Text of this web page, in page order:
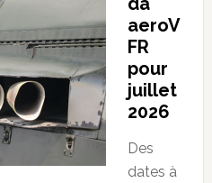
aeroV
FR
pour
juillet
2026
Des
dates à